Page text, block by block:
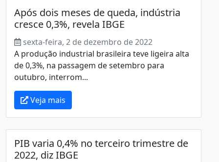
Após dois meses de queda, indústria
cresce 0,3%, revela IBGE
sexta-feira, 2 de dezembro de 2022
A produção industrial brasileira teve ligeira alta
de 0,3%, na passagem de setembro para
outubro, interrom...
Veja mais
PIB varia 0,4% no terceiro trimestre de
2022, diz IBGE